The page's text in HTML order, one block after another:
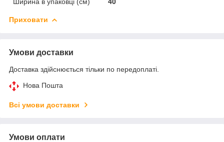
Приховати
Умови доставки
Доставка здійснюється тільки по передоплаті.
Нова Пошта
Всі умови доставки
Умови оплати